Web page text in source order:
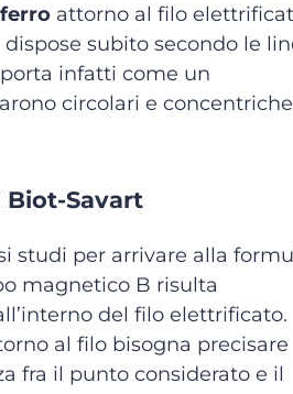
attorno al filo
subito secondo le
infatti come un
circolari e concentriche
Biot-Savart
studi per arrivare alla
magnetico B risulta
del filo elettrificato.
al filo bisogna precisare
fra il punto considerato e il